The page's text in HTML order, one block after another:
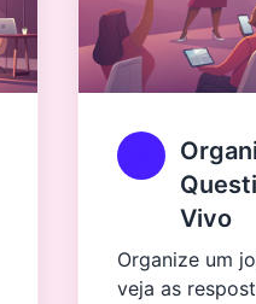
Vivo
Organize um
veja as